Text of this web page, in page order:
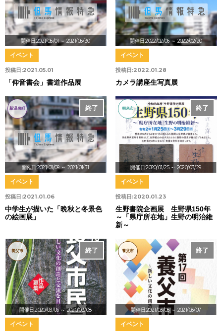
開催日:2021/05/01～ 2021/05/30
投稿日:2021.05.01
イベント
「仰音書会」書道作品展
開催日:2022/02/06 ～ 2022/02/20
投稿日:2022.01.28
イベント
カメラ講座生写真展
開催日:2021/01/09～ 2021/01/31
終了
新温泉町
投稿日:2021.01.06
イベント
中学生が描いた「晩秋と冬景色
の絵画展」
開催日:2020/01/25 ～ 2020/03/29
終了
朝来市
投稿日:2020.01.23
イベント
生野書院企画展 生野県150年
～「県庁所在地」生野の明治維
新～
開催日:2020/03/06～ 2020/03/08
終了
中止
養父市
イベント
開催日:2021/03/05～ 2021/03/07
終了
養父市
イベント